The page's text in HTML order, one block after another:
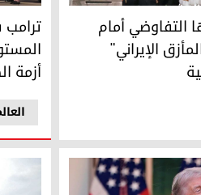
أمام ترامب مستغلة
التفاوضي أمام
الإيراني"
ترامب
أزمة